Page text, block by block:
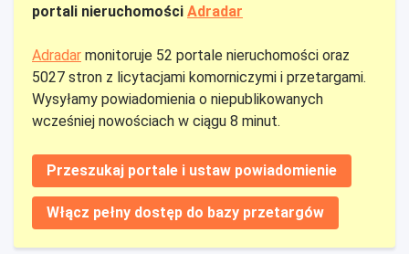
portali nieruchomości Adradar
Adradar monitoruje 52 portale nieruchomości oraz
5027 stron z licytacjami komorniczymi i przetargami.
Wysyłamy powiadomienia o niepublikowanych
wcześniej nowościach w ciągu 8 minut.
Przeszukaj portale i ustaw powiadomienie
Włącz pełny dostęp do bazy przetargów